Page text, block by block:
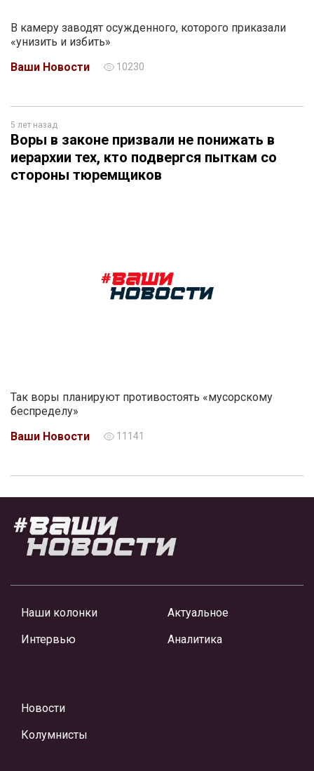
В камеру заводят осужденного, которого приказали
«унизить и избить»
Ваши Новости
10230
5 лет назад
Воры в законе призвали не понижать в
иерархии тех, кто подвергся пыткам со
стороны тюремщиков
Так воры планируют противостоять «мусорскому
беспределу»
Ваши Новости
11141
Наши колонки
Интервью
Актуальное
Аналитика
Новости
Колумнисты